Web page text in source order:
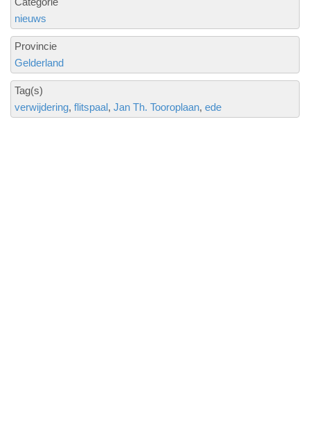
nieuws
Provincie
Gelderland
Tag(s)
verwijdering flitspaal Jan Th. Tooroplaan ede